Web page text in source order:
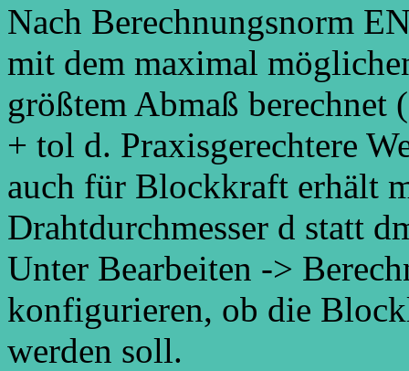
Nach Berechnungsnorm
mit dem maximal
größtem Abmaß
+ tol d. Praxisgerechtere
auch für Blockkraft erhält
Drahtdurchmesser d statt
Unter Bearbeiten ->
konfigurieren, ob die
werden soll.